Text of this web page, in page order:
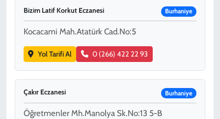
Bizim Latif Korkut Eczanesi Burhaniye
Kocacami Mah.Atatürk Cad.No:5
Yol Tarifi Al 0 (266) 422 22 93
Çakır Eczanesi Burhaniye
Öğretmenler Mh.Manolya Sk.No:13 5-B